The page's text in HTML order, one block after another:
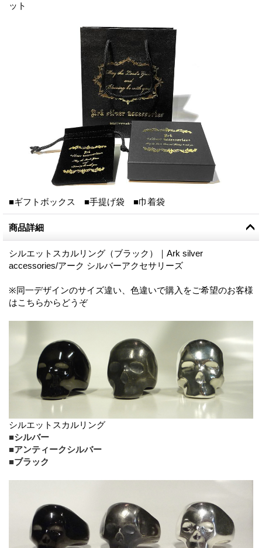
ット
■ギフトボックス ■手提げ袋 ■巾着袋
商品詳細
シルエットスカルリング（ブラック）｜Ark silver
accessories/アーク シルバーアクセサリーズ
※同一デザインのサイズ違い、色違いで購入をご希望のお客様
はこちらからどうぞ
シルエットスカルリング
■シルバー
■アンティークシルバー
■ブラック